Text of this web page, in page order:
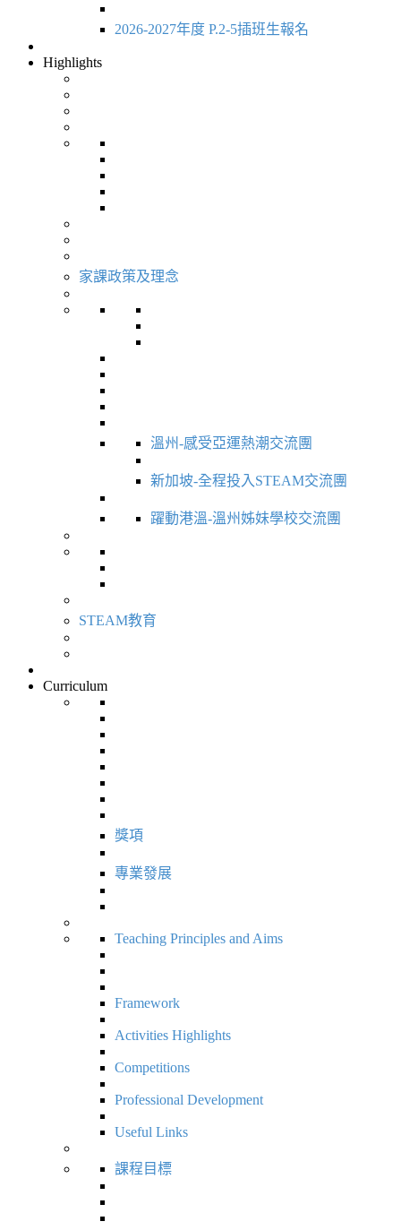
2026-2027年度 P.2-5插班生報名
Highlights
家課政策及理念
溫州-感受亞運熱潮交流團
新加坡-全程投入STEAM交流團
躍動港溫-溫州姊妹學校交流團
STEAM教育
Curriculum
獎項
專業發展
Teaching Principles and Aims
Framework
Activities Highlights
Competitions
Professional Development
Useful Links
課程目標